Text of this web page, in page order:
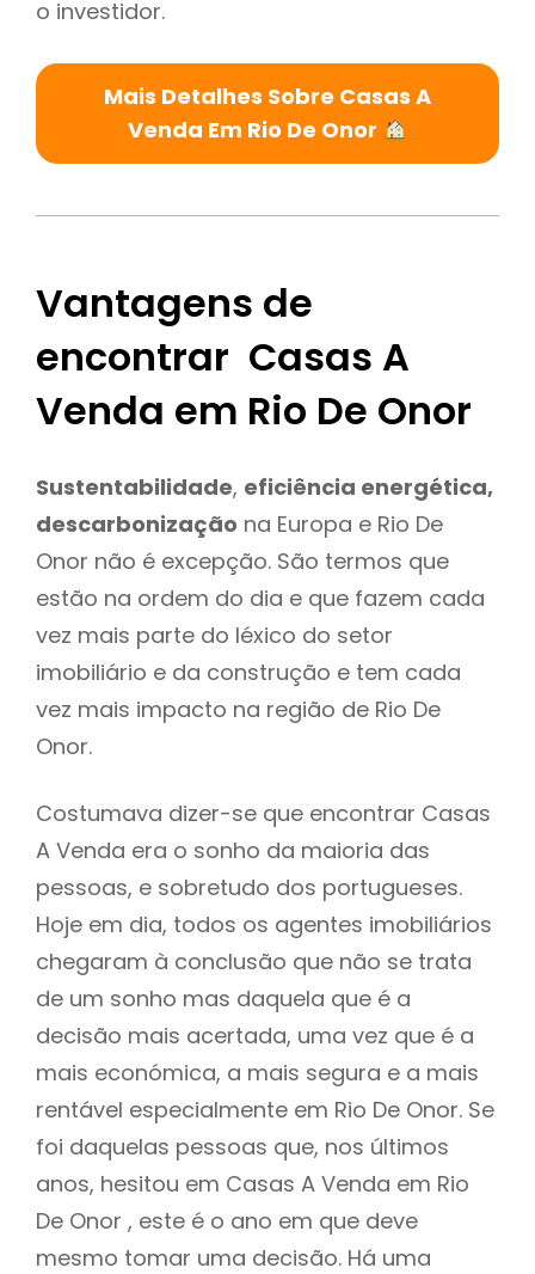
o investidor.
Mais Detalhes Sobre Casas A
Venda Em Rio De Onor
Vantagens de
encontrar Casas A
Venda em Rio De Onor
Sustentabilidade, eficiência energética,
descarbonização na Europa e Rio De
Onor não é excepção. São termos que
estão na ordem do dia e que fazem cada
vez mais parte do léxico do setor
imobiliário e da construção e tem cada
vez mais impacto na região de Rio De
Onor.
Costumava dizer-se que encontrar Casas
A Venda era o sonho da maioria das
pessoas, e sobretudo dos portugueses.
Hoje em dia, todos os agentes imobiliários
chegaram à conclusão que não se trata
de um sonho mas daquela que é a
decisão mais acertada, uma vez que é a
mais económica, a mais segura e a mais
rentável especialmente em Rio De Onor. Se
foi daquelas pessoas que, nos últimos
anos, hesitou em Casas A Venda em Rio
De Onor , este é o ano em que deve
mesmo tomar uma decisão. Há uma